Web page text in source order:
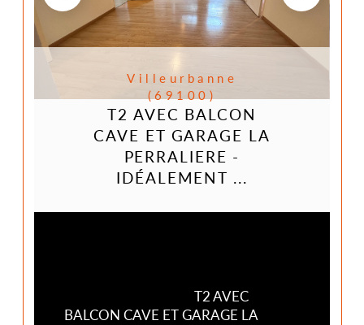
Villeurbanne
(69100)
T2 AVEC BALCON
CAVE ET GARAGE LA
PERRALIERE -
IDÉALEMENT ...
BALCON CAVE ET GARAGE LA